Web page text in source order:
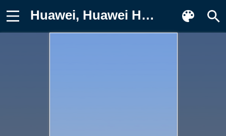
Huawei, Huawei HarmonyOS 2.0, облако Картинка